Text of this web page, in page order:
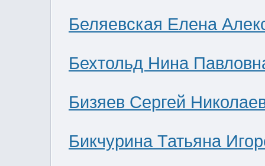
Беляевская Елена
Бехтольд Нина
Бизяев Сергей
Бикчурина Татьяна